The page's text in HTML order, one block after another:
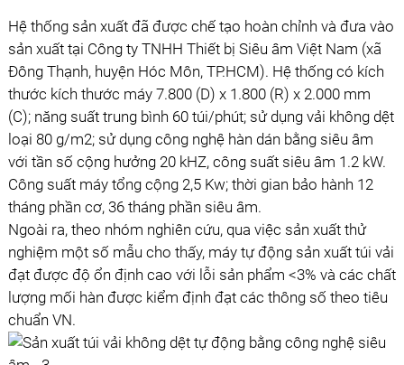
Hệ thống sản xuất đã được chế tạo hoàn chỉnh và đưa vào
sản xuất tại Công ty TNHH Thiết bị Siêu âm Việt Nam (xã
Đông Thạnh, huyện Hóc Môn, TP.HCM). Hệ thống có kích
thước kích thước máy 7.800 (D) x 1.800 (R) x 2.000 mm
(C); năng suất trung bình 60 túi/phút; sử dụng vải không dệt
loại 80 g/m2; sử dụng công nghệ hàn dán bằng siêu âm
với tần số cộng hưởng 20 kHZ, công suất siêu âm 1.2 kW.
Công suất máy tổng cộng 2,5 Kw; thời gian bảo hành 12
tháng phần cơ, 36 tháng phần siêu âm.
Ngoài ra, theo nhóm nghiên cứu, qua việc sản xuất thử
nghiệm một số mẫu cho thấy, máy tự động sản xuất túi vải
đạt được độ ổn định cao với lỗi sản phẩm <3% và các chất
lượng mối hàn được kiểm định đạt các thông số theo tiêu
chuẩn VN.